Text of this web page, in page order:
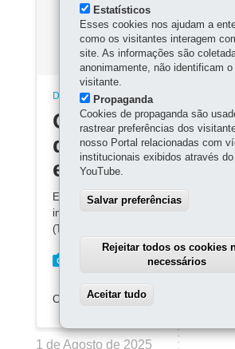
DIREITOS FUNDAMENTAIS E CIDADANIA
Conteúdo
devido ao
eleitoral
Em razão da legislação eleitoral, este
indisponível até que o Tribunal Regional
(TRE) oficialize o término das eleições.
COMPARTILHE:
1 de Agosto de 2025
Estatísticos
Esses cookies nos ajudam a
como os visitantes interagem
site. As informações são
anonimamente, não identificam o
visitante.
Propaganda
Cookies de propaganda são
rastrear preferências dos
nosso Portal relacionadas com
institucionais exibidos através do
YouTube.
Salvar preferências
Rejeitar todos os cookies
necessários
Aceitar tudo